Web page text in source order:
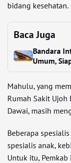
bidang kesehatan.
Baca Juga
Bandara
Umum,
Mahulu, yang
Rumah Sakit Ujoh
Dawai, masih
Beberapa
spesialis anak,
Untuk itu,